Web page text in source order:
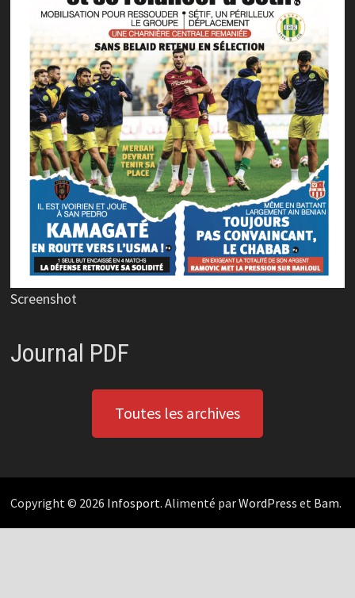
Screenshot
Journal PDF
Toutes les archives
Copyright © 2026 Infosport. Alimenté parWordPress et Bam.